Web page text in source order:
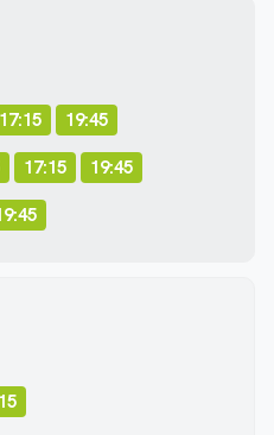
17:15 19:45
17:15 19:45